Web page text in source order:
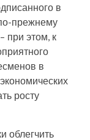
в
прежнему
при этом, к
в
росту
облегчить